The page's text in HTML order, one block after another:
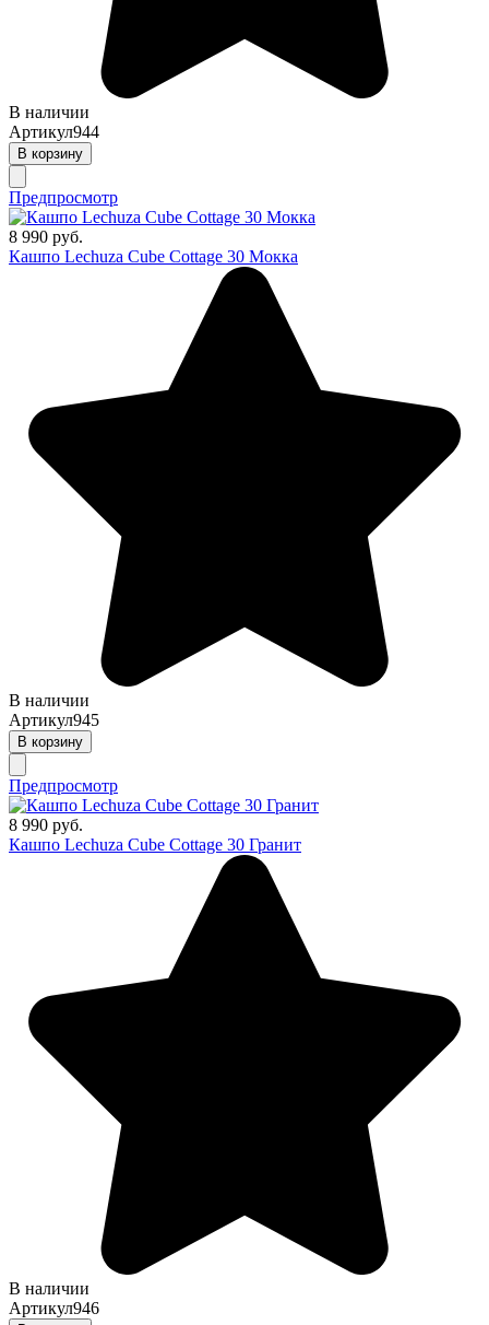
В наличии
Артикул944
В корзину
Предпросмотр
8 990 руб.
Кашпо Lechuza Cube Cottage 30 Мокка
В наличии
Артикул945
В корзину
Предпросмотр
8 990 руб.
Кашпо Lechuza Cube Cottage 30 Гранит
В наличии
Артикул946